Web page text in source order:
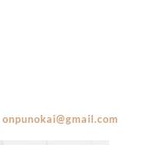
onpunokai@gmail.com